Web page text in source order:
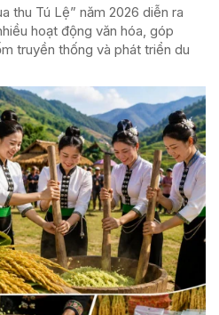
thu Tú Lệ” năm 2026 diễn ra
hoạt động văn hóa, góp
truyền thống và phát triển du